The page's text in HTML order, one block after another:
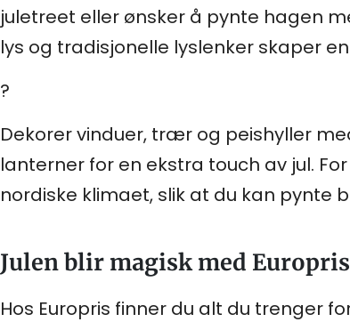
juletreet eller ønsker å pynte hagen
lys og tradisjonelle lyslenker skaper
?
Dekorer vinduer, trær og peishyller
lanterner for en ekstra touch av jul.
nordiske klimaet, slik at du kan pynte
Julen blir magisk med Europris
Hos Europris finner du alt du trenger